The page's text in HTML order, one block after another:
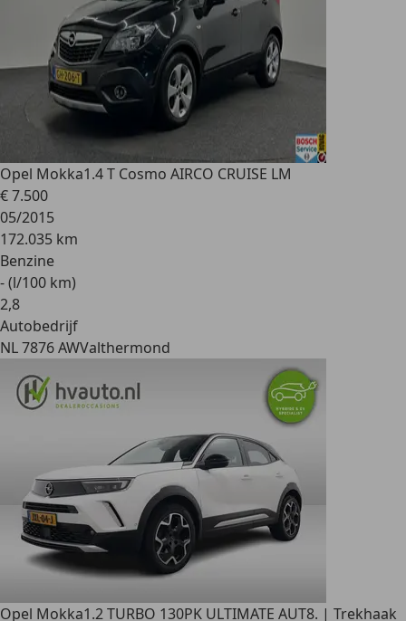
Opel Mokka1.4 T Cosmo AIRCO CRUISE LM
€ 7.500
05/2015
172.035 km
Benzine
- (l/100 km)
2,8
Autobedrijf
NL 7876 AWValthermond
Opel Mokka1.2 TURBO 130PK ULTIMATE AUT8. | Trekhaak